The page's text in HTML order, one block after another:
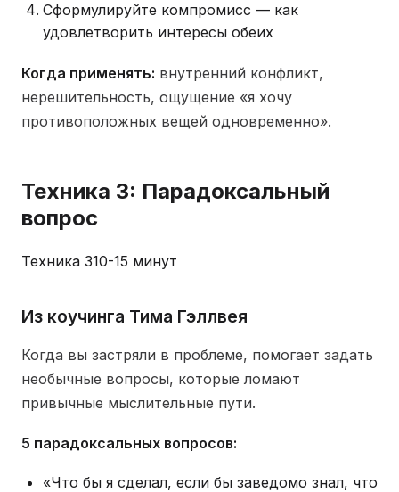
Сформулируйте компромисс — как
удовлетворить интересы обеих
Когда применять: внутренний конфликт,
нерешительность, ощущение «я хочу
противоположных вещей одновременно».
Техника 3: Парадоксальный
вопрос
Техника 310-15 минут
Из коучинга Тима Гэллвея
Когда вы застряли в проблеме, помогает задать
необычные вопросы, которые ломают
привычные мыслительные пути.
5 парадоксальных вопросов:
«Что бы я сделал, если бы заведомо знал, что